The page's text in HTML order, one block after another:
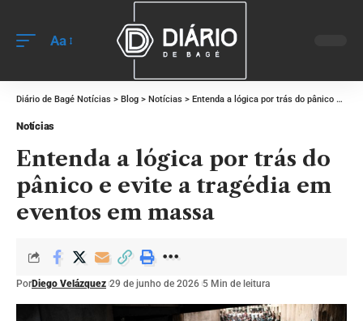
Aa
Diário de Bagé Notícias > Blog > Notícias > Entenda a lógica por trás do pânico e evite a tragédia em eventos em massa
Notícias
Entenda a lógica por trás do
pânico e evite a tragédia em
eventos em massa
PorDiego Velázquez 29 de junho de 2026 5 Min de leitura